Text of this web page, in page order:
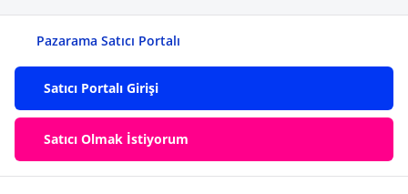
Pazarama Satıcı Portalı
Satıcı Portalı Girişi
Satıcı Olmak İstiyorum